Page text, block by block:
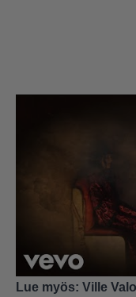
Lue myös: Ville